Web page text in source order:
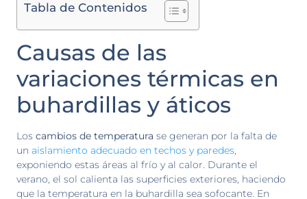
Tabla de Contenidos
Causas de las
variaciones térmicas en
buhardillas y áticos
Los cambios de temperatura se generan por la falta de
un aislamiento adecuado en techos y paredes,
exponiendo estas áreas al frío y al calor. Durante el
verano, el sol calienta las superficies exteriores, haciendo
que la temperatura en la buhardilla sea sofocante. En